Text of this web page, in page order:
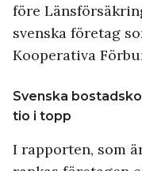
före
svenska företag
Kooperativa
Svenska
tio i topp
I rapporten, som